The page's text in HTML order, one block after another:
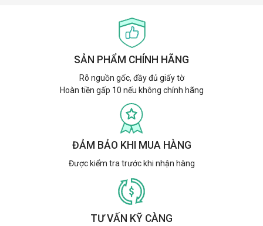
SẢN PHẨM CHÍNH HÃNG
Rõ nguồn gốc, đầy đủ giấy tờ
Hoàn tiền gấp 10 nếu không chính hãng
ĐẢM BẢO KHI MUA HÀNG
Được kiểm tra trước khi nhận hàng
TƯ VẤN KỸ CÀNG